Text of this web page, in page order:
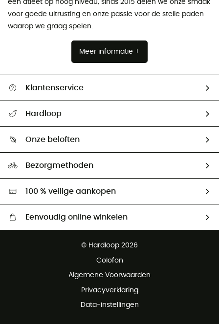
een atleet op hoog niveau, sinds 2015 delen we onze smaak
voor goede uitrusting en onze passie voor de steile paden
waarop we graag spelen.
Meer informatie +
Klantenservice
Retourzendingen & Terugbetalingen
Hardloop
Ambassadeurs
Onze beloften
Hardgreen
Bezorgmethoden
100 % veilige aankopen
Eenvoudig online winkelen
Gratis retourneren binnen 100 dagen
© Hardloop 2026
Colofon
Algemene Voorwaarden
Privacyverklaring
Data-instellingen